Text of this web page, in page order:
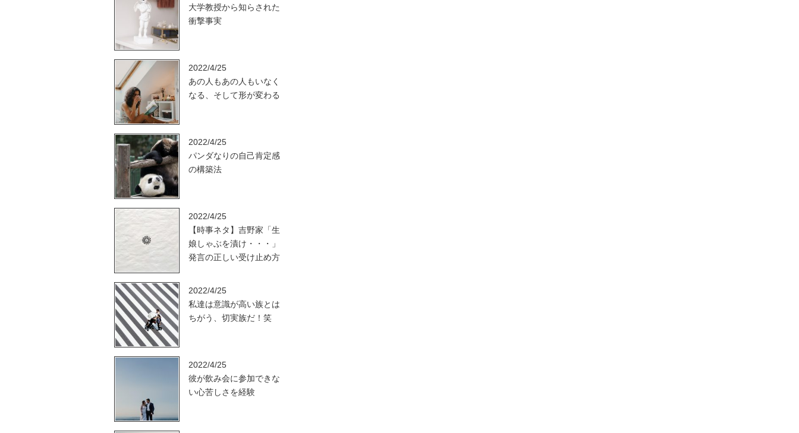
大学教授から知らされた
衝撃事実
2022/4/25
あの人もあの人もいなく
なる、そして形が変わる
2022/4/25
パンダなりの自己肯定感
の構築法
2022/4/25
【時事ネタ】吉野家「生
娘しゃぶを漬け・・・」
発言の正しい受け止め方
2022/4/25
私達は意識が高い族とは
ちがう、切実族だ！笑
2022/4/25
彼が飲み会に参加できな
い心苦しさを経験